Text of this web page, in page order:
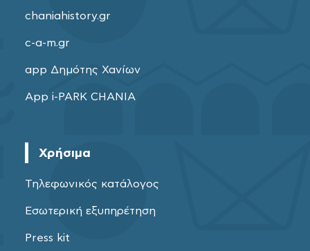
chaniahistory.gr
c-a-m.gr
app Δημότης Χανίων
App i-PARK CHANIA
Χρήσιμα
Τηλεφωνικός κατάλογος
Εσωτερική εξυπηρέτηση
Press kit